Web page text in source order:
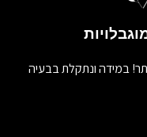
במידה ונתקלת בבעיה